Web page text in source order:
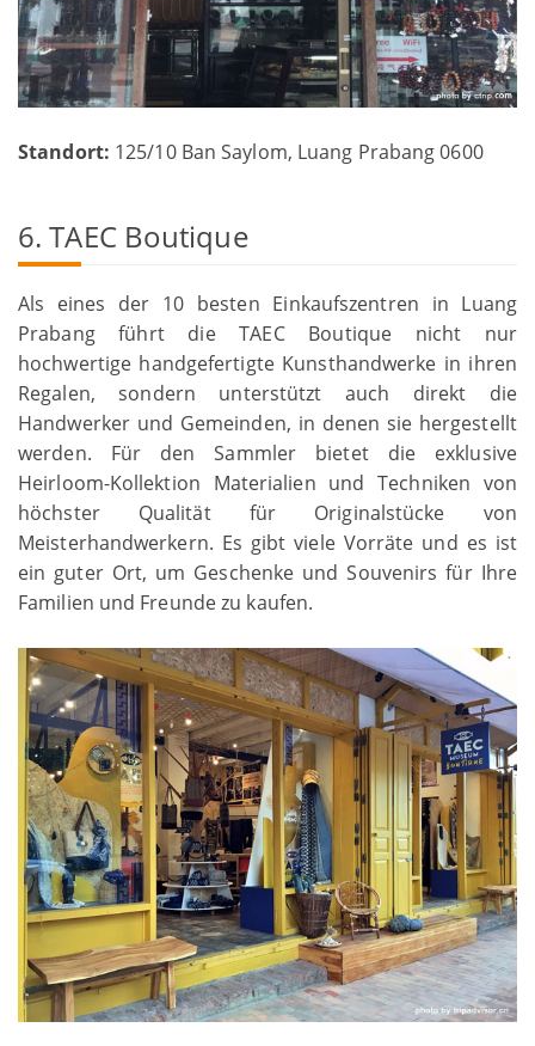
Standort: 125/10 Ban Saylom, Luang Prabang 0600
6. TAEC Boutique
Als eines der 10 besten Einkaufszentren in Luang
Prabang führt die TAEC Boutique nicht nur
hochwertige handgefertigte Kunsthandwerke in ihren
Regalen, sondern unterstützt auch direkt die
Handwerker und Gemeinden, in denen sie hergestellt
werden. Für den Sammler bietet die exklusive
Heirloom-Kollektion Materialien und Techniken von
höchster Qualität für Originalstücke von
Meisterhandwerkern. Es gibt viele Vorräte und es ist
ein guter Ort, um Geschenke und Souvenirs für Ihre
Familien und Freunde zu kaufen.